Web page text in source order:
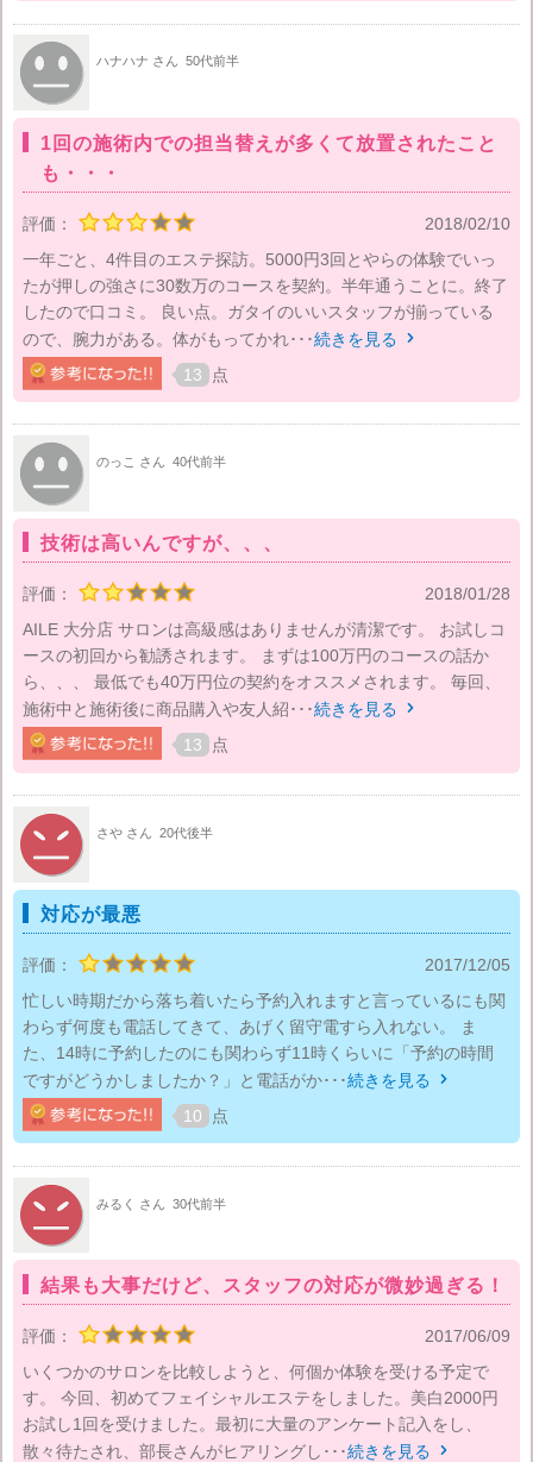
ハナハナ さん 50代前半
1回の施術内での担当替えが多くて放置されたこと
も・・・
評価：
2018/02/10
一年ごと、4件目のエステ探訪。5000円3回とやらの体験でいっ
たが押しの強さに30数万のコースを契約。半年通うことに。終了
したので口コミ。 良い点。ガタイのいいスタッフが揃っている
ので、腕力がある。体がもってかれ･･･続きを見る 
13 点
のっこ さん 40代前半
技術は高いんですが、、、
評価：
2018/01/28
AILE 大分店 サロンは高級感はありませんが清潔です。 お試しコ
ースの初回から勧誘されます。 まずは100万円のコースの話か
ら、、、 最低でも40万円位の契約をオススメされます。 毎回、
施術中と施術後に商品購入や友人紹･･･続きを見る 
13 点
さや さん 20代後半
対応が最悪
評価：
2017/12/05
忙しい時期だから落ち着いたら予約入れますと言っているにも関
わらず何度も電話してきて、あげく留守電すら入れない。 ま
た、14時に予約したのにも関わらず11時くらいに「予約の時間
ですがどうかしましたか？」と電話がか･･･続きを見る 
10 点
みるく さん 30代前半
結果も大事だけど、スタッフの対応が微妙過ぎる！
評価：
2017/06/09
いくつかのサロンを比較しようと、何個か体験を受ける予定で
す。 今回、初めてフェイシャルエステをしました。美白2000円
お試し1回を受けました。最初に大量のアンケート記入をし、
散々待たされ、部長さんがヒアリングし･･･続きを見る 